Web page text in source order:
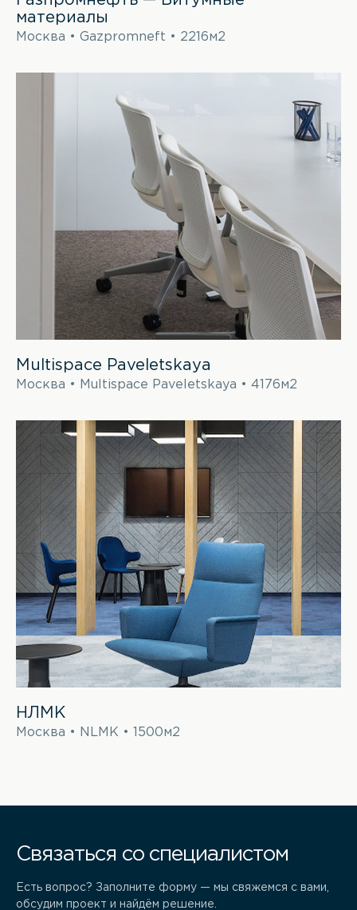
материалы
Москва • Gazpromneft • 2216м2
Multispace Paveletskaya
Москва • Multispace Paveletskaya • 4176м2
НЛМК
Москва • NLMK • 1500м2
Связаться со специалистом
Есть вопрос? Заполните форму — мы свяжемся с вами,
обсудим проект и найдём решение.